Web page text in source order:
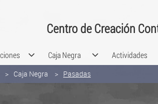
Centro de Creación
Caja Negra Actividades
Caja Negra Pasadas